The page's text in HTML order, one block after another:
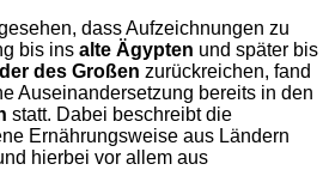
dass Aufzeichnungen zu
bis ins alte Ägypten und später bis
des Großen zurückreichen, fand
Auseinandersetzung bereits in den
statt. Dabei beschreibt die
Ernährungsweise aus Ländern
hierbei vor allem aus